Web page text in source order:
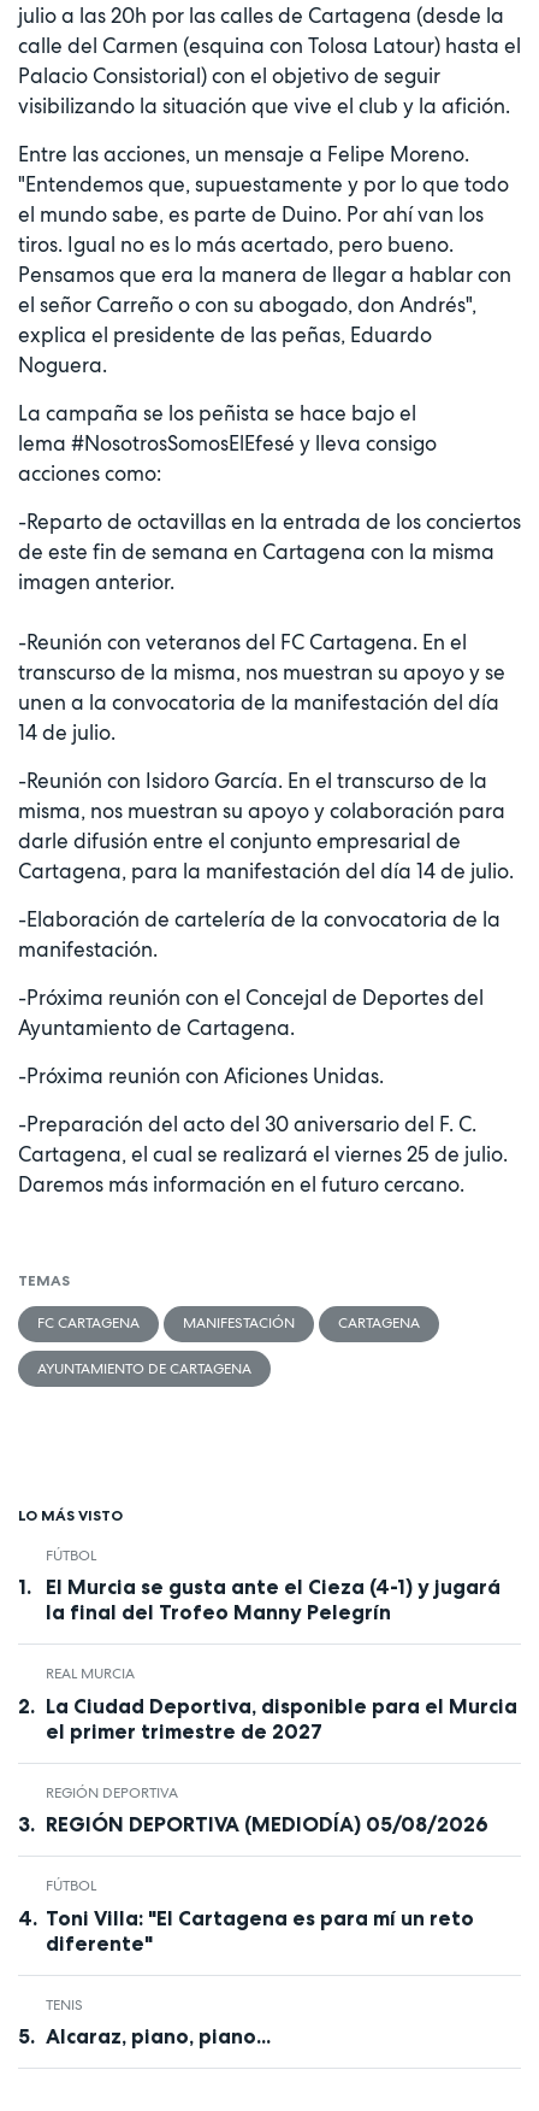
julio a las 20h por las calles de Cartagena (desde la
calle del Carmen (esquina con Tolosa Latour) hasta el
Palacio Consistorial) con el objetivo de seguir
visibilizando la situación que vive el club y la afición.
Entre las acciones, un mensaje a Felipe Moreno.
"Entendemos que, supuestamente y por lo que todo
el mundo sabe, es parte de Duino. Por ahí van los
tiros. Igual no es lo más acertado, pero bueno.
Pensamos que era la manera de llegar a hablar con
el señor Carreño o con su abogado, don Andrés",
explica el presidente de las peñas, Eduardo
Noguera.
La campaña se los peñista se hace bajo el
lema #NosotrosSomosElEfesé y lleva consigo
acciones como:
-Reparto de octavillas en la entrada de los conciertos
de este fin de semana en Cartagena con la misma
imagen anterior.
-Reunión con veteranos del FC Cartagena. En el
transcurso de la misma, nos muestran su apoyo y se
unen a la convocatoria de la manifestación del día
14 de julio.
-Reunión con Isidoro García. En el transcurso de la
misma, nos muestran su apoyo y colaboración para
darle difusión entre el conjunto empresarial de
Cartagena, para la manifestación del día 14 de julio.
-Elaboración de cartelería de la convocatoria de la
manifestación.
-Próxima reunión con el Concejal de Deportes del
Ayuntamiento de Cartagena.
-Próxima reunión con Aficiones Unidas.
-Preparación del acto del 30 aniversario del F. C.
Cartagena, el cual se realizará el viernes 25 de julio.
Daremos más información en el futuro cercano.
TEMAS
FC CARTAGENA MANIFESTACIÓN CARTAGENA
AYUNTAMIENTO DE CARTAGENA
LO MÁS VISTO
FÚTBOL
El Murcia se gusta ante el Cieza (4-1) y jugará
la final del Trofeo Manny Pelegrín
REAL MURCIA
La Ciudad Deportiva, disponible para el Murcia
el primer trimestre de 2027
REGIÓN DEPORTIVA
REGIÓN DEPORTIVA (MEDIODÍA) 05/08/2026
FÚTBOL
Toni Villa: "El Cartagena es para mí un reto
diferente"
TENIS
Alcaraz, piano, piano...